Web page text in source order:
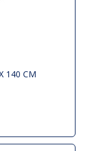
140 CM